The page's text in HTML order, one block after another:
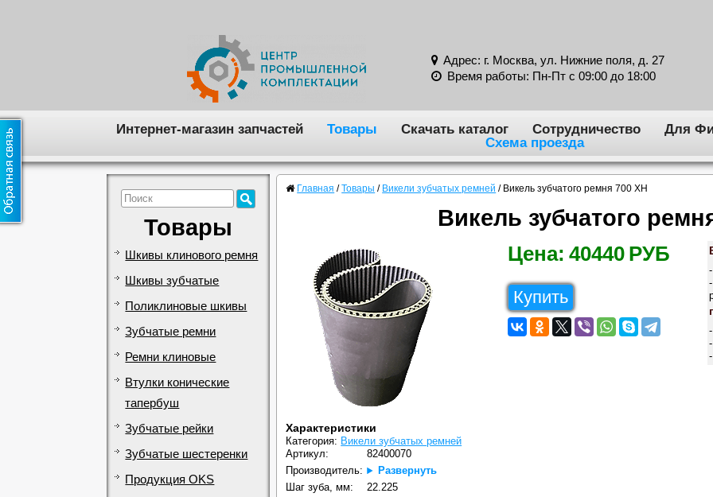
Адрес: г. Москва, ул. Нижние поля, д. 27
Время работы: Пн-Пт с 09:00 до 18:00
Интернет-магазин запчастей Товары Скачать каталог Сотрудничество Для
Схема проезда
Товары
Шкивы клинового ремня
Шкивы зубчатые
Поликлиновые шкивы
Зубчатые ремни
Ремни клиновые
Втулки конические
тапербуш
Зубчатые рейки
Зубчатые шестеренки
Продукция OKS
Главная / Товары / Викели зубчатых ремней / Викель зубчатого ремня 700 XH
Викель зубчатого
Цена: 40440 РУБ
Купить
-
Характеристики
Категория: Викели зубчатых ремней
Артикул:
82400070
Производитель:
Развернуть
Шаг зуба, мм:
22.225